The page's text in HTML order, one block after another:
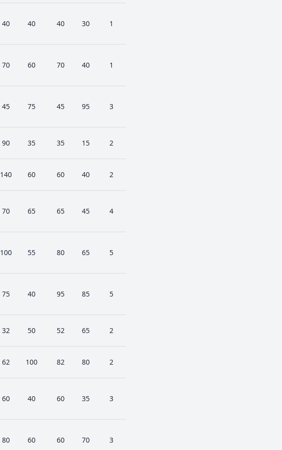
40 40 40 30 1
70 60 70 40 1
45 75 45 95 3
90 35 35 15 2
140 60 60 40 2
70 65 65 45 4
100 55 80 65 5
75 40 95 85 5
32 50 52 65 2
62 100 82 80 2
60 40 60 35 3
80 60 60 70 3